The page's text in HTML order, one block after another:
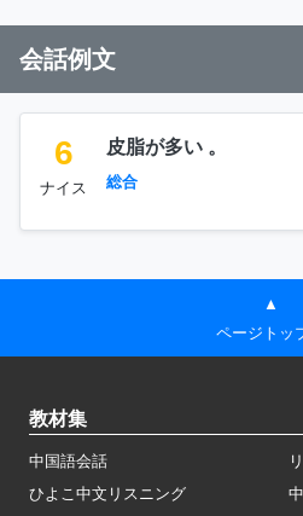
会話例文
6
ナイス
皮脂が多い 。
総合
▲
ページトッ
教材集
中国語会話
ひよこ中文リスニング